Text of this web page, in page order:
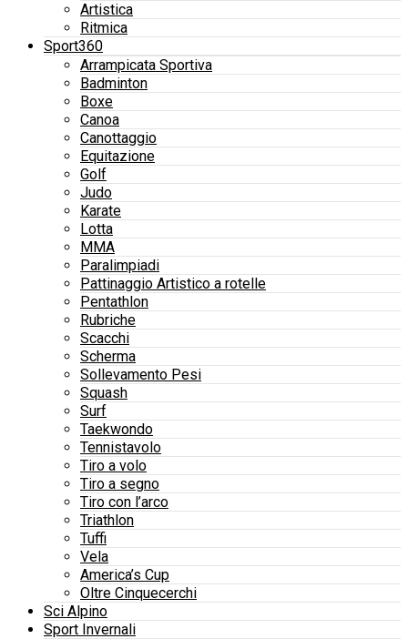
Artistica
Ritmica
Sport360
Arrampicata Sportiva
Badminton
Boxe
Canoa
Canottaggio
Equitazione
Golf
Judo
Karate
Lotta
MMA
Paralimpiadi
Pattinaggio Artistico a rotelle
Pentathlon
Rubriche
Scacchi
Scherma
Sollevamento Pesi
Squash
Surf
Taekwondo
Tennistavolo
Tiro a volo
Tiro a segno
Tiro con l’arco
Triathlon
Tuffi
Vela
America’s Cup
Oltre Cinquecerchi
Sci Alpino
Sport Invernali